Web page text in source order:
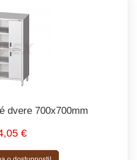
dvere 700x700mm
€